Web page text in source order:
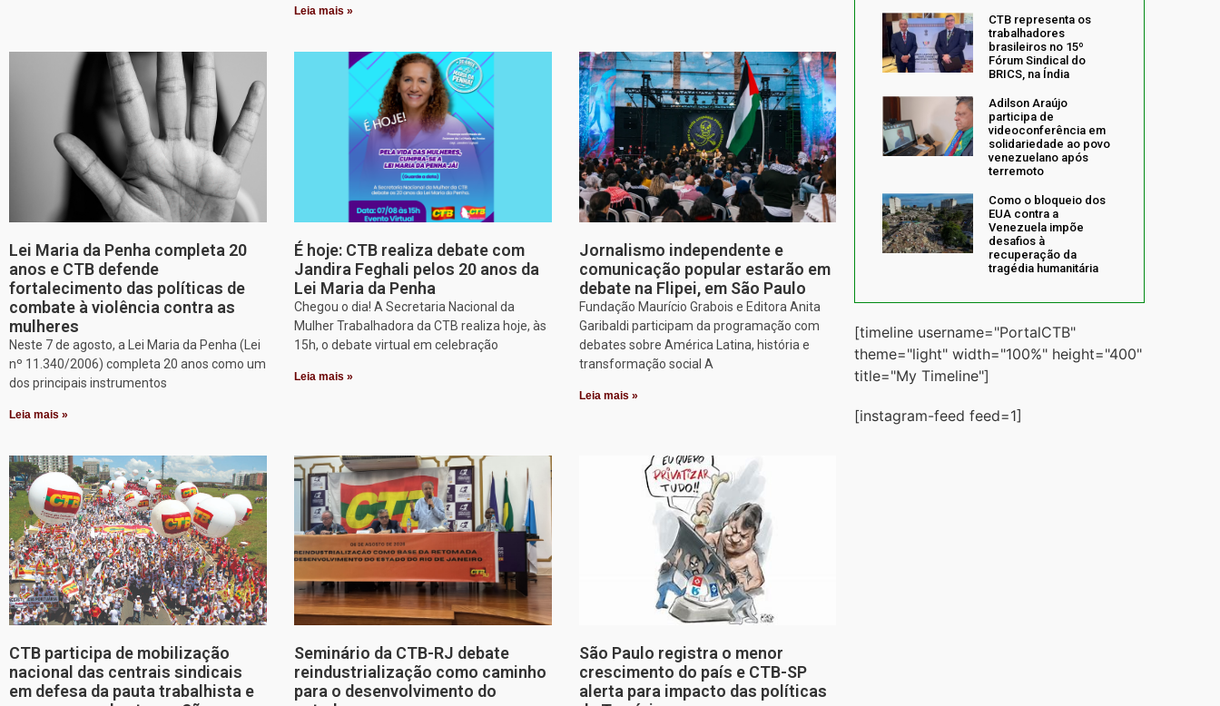
Leia mais »
Lei Maria da Penha completa 20
anos e CTB defende
fortalecimento das políticas de
combate à violência contra as
mulheres
Neste 7 de agosto, a Lei Maria da Penha (Lei
nº 11.340/2006) completa 20 anos como um
dos principais instrumentos
Leia mais »
É hoje: CTB realiza debate com
Jandira Feghali pelos 20 anos da
Lei Maria da Penha
Chegou o dia! A Secretaria Nacional da
Mulher Trabalhadora da CTB realiza hoje, às
15h, o debate virtual em celebração
Leia mais »
Jornalismo independente e
comunicação popular estarão em
debate na Flipei, em São Paulo
Fundação Maurício Grabois e Editora Anita
Garibaldi participam da programação com
debates sobre América Latina, história e
transformação social A
Leia mais »
CTB participa de mobilização
nacional das centrais sindicais
em defesa da pauta trabalhista e
Seminário da CTB-RJ debate
reindustrialização como caminho
para o desenvolvimento do
São Paulo registra o menor
crescimento do país e CTB-SP
alerta para impacto das políticas
CTB representa os
trabalhadores
brasileiros no 15º
Fórum Sindical do
BRICS, na Índia
Adilson Araújo
participa de
videoconferência em
solidariedade ao povo
venezuelano após
terremoto
Como o bloqueio dos
EUA contra a
Venezuela impõe
desafios à
recuperação da
tragédia humanitária
[timeline username="PortalCTB"
theme="light" width="100%" height="400"
title="My Timeline"]
[instagram-feed feed=1]